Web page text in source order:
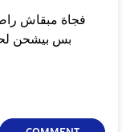
فجاة مبقاش
بس بيشحن لحد ٨٠% ويقف ممكن اعرف ايه